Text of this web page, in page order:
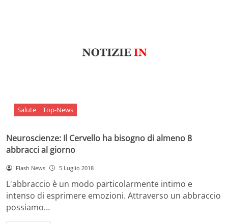
Salute Top-News
Neuroscienze: Il Cervello ha bisogno di almeno 8
abbracci al giorno
Flash News 5 Luglio 2018
L'abbraccio è un modo particolarmente intimo e
intenso di esprimere emozioni. Attraverso un abbraccio
possiamo…